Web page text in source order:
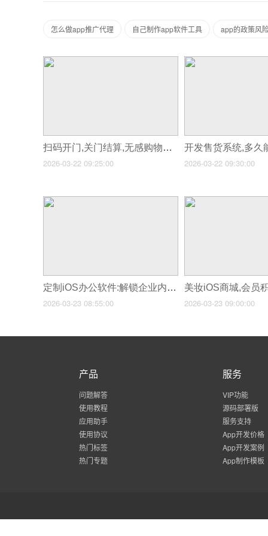
怎么做app推广代理 自己制作app软件工具 app的政策风
扫码开门,关门结算,无感购物开发
2026-03-22 09:25:00
开发售货系统,多久
2026-03-22 09:30:00
定制iOS办公软件:解锁企业内部协作新效率!
2026-03-23 08:55:00 2026-03-23 09:00:00
产品
问题解答
使用教程
应用助手
使用协议
热门标签
热门专题
服务
VIP功能
源码部署版
服务支持
App开发价格
App开发案例
App制作模板